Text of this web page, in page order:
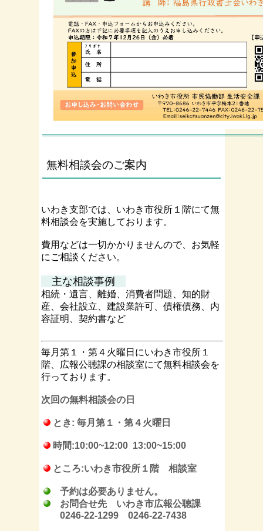
無料相談会のご案内
いわき支部では、いわき市役所１階にて無
料相談会を実施しております。
費用などは一切かかりませんので、お気軽
にご相談ください。
主な相談事例
相続・遺言、離婚、消費者問題、知的財
産、会社設立、建設業許可、 債権債務、内
容証明、契約書など
毎月第１・第４火曜日にいわき市役所１
階、広報公聴課の相談室にて無料相談会を
行っております。
次回の無料相談会の日
とき: 毎月第１・第４火曜日
時間:10:00~12:00 13:00~15:00
ところ:いわき市役所１階 相談室
予約は必要ありません。
お問合せ先 いわき市広報公聴課
0246-22-1299 0246-22-7438